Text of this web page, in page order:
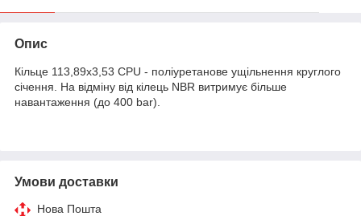
Опис
Кільце 113,89х3,53 CPU - поліуретанове ущільнення круглого
січення. На відміну від кілець NBR витримує більше
навантаження (до 400 bar).
Умови доставки
Нова Пошта